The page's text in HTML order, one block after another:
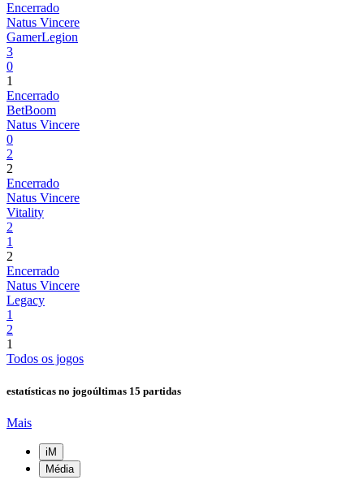
Encerrado
Natus Vincere
GamerLegion
3
0
1
Encerrado
BetBoom
Natus Vincere
0
2
2
Encerrado
Natus Vincere
Vitality
2
1
2
Encerrado
Natus Vincere
Legacy
1
2
1
Todos os jogos
estatísticas no jogoúltimas 15 partidas
Mais
iM
Média